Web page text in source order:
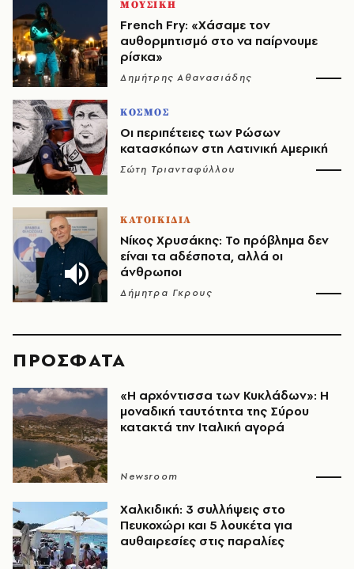
ΜΟΥΣΙΚΗ
French Fry: «Χάσαμε τον
αυθορμητισμό στο να παίρνουμε
ρίσκα»
Δημήτρης Αθανασιάδης
ΚΟΣΜΟΣ
Οι περιπέτειες των Ρώσων
κατασκόπων στη Λατινική Αμερική
Σώτη Τριανταφύλλου
ΚΑΤΟΙΚΙΔΙΑ
Νίκος Χρυσάκης: Το πρόβλημα δεν
είναι τα αδέσποτα, αλλά οι
άνθρωποι
Δήμητρα Γκρους
ΠΡΟΣΦΑΤΑ
«Η αρχόντισσα των Κυκλάδων»: Η
μοναδική ταυτότητα της Σύρου
κατακτά την Ιταλική αγορά
Newsroom
Χαλκιδική: 3 συλλήψεις στο
Πευκοχώρι και 5 λουκέτα για
αυθαιρεσίες στις παραλίες